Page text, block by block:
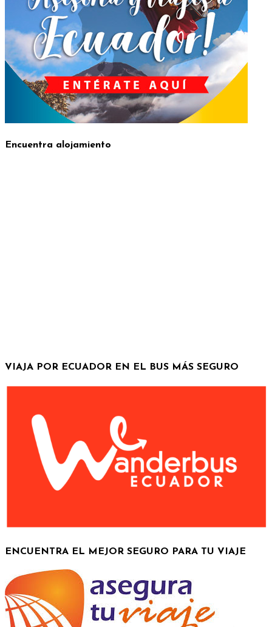
Encuentra alojamiento
VIAJA POR ECUADOR EN EL BUS MÁS SEGURO
ENCUENTRA EL MEJOR SEGURO PARA TU VIAJE